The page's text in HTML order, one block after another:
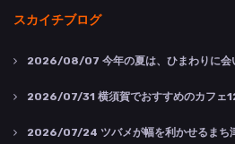
スカイチブログ
2026/08/07 今年の夏は、ひまわりに会
2026/07/31 横須賀でおすすめのカフェ
2026/07/24 ツバメが幅を利かせるまち